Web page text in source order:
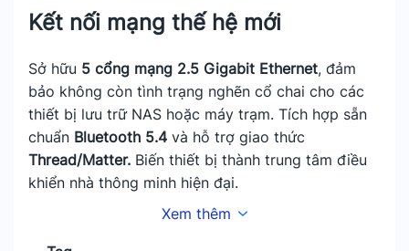
Kết nối mạng thế hệ mới
Sở hữu 5 cổng mạng 2.5 Gigabit Ethernet, đảm
bảo không còn tình trạng nghẽn cổ chai cho các
thiết bị lưu trữ NAS hoặc máy trạm. Tích hợp sẵn
chuẩn Bluetooth 5.4 và hỗ trợ giao thức
Thread/Matter. Biến thiết bị thành trung tâm điều
khiển nhà thông minh hiện đại.
Khả năng lưu trữ và Mở rộng của
Xem thêm